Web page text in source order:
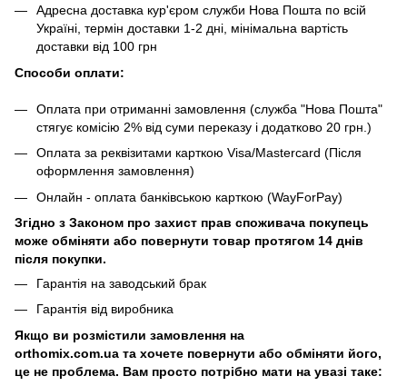
Адресна доставка кур'єром служби Нова Пошта по всій
Україні, термін доставки 1-2 дні, мінімальна вартість
доставки від 100 грн
Способи оплати:
Оплата при отриманні замовлення (служба "Нова Пошта"
стягує комісію 2% від суми переказу і додатково 20 грн.)
Оплата за реквізитами карткою Visa/Mastercard (Після
оформлення замовлення)
Онлайн - оплата банківською карткою (WayForPay)
Згідно з Законом про захист прав споживача покупець
може обміняти або повернути товар протягом 14 днів
після покупки.
Гарантія на заводський брак
Гарантія від виробника
Якщо ви розмістили замовлення на
orthomix.com.ua та хочете повернути або обміняти його,
це не проблема. Вам просто потрібно мати на увазі таке: